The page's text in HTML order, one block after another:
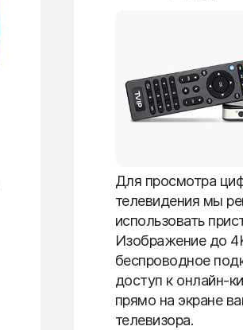
Для просмотра
телевидения мы
использовать
Изображение до
беспроводное
доступ к онлайн-
прямо на экране
телевизора.